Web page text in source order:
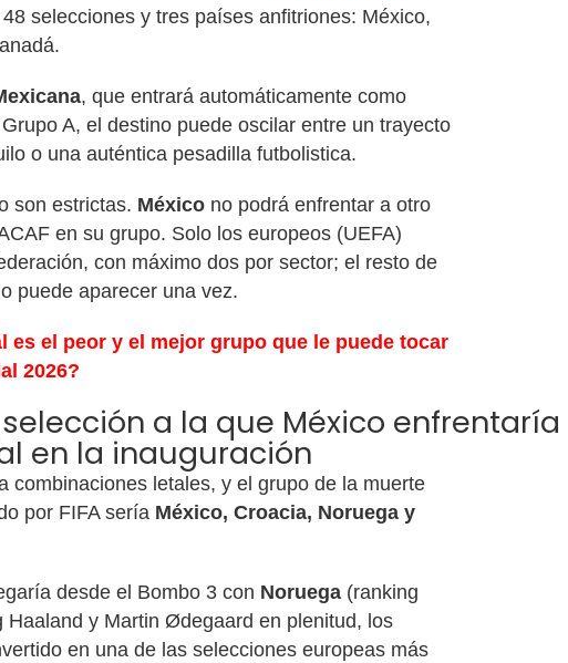
selecciones y tres países anfitriones: México,
, que entrará automáticamente como
A, el destino puede oscilar entre un trayecto
o una auténtica pesadilla futbolistica.
son estrictas. México no podrá enfrentar a otro
en su grupo. Solo los europeos (UEFA)
con máximo dos por sector; el resto de
puede aparecer una vez.
es el peor y el mejor grupo que le puede tocar
2026?
a la que México enfrentaría
en la inauguración
combinaciones letales, y el grupo de la muerte
por FIFA sería México, Croacia, Noruega y
desde el Bombo 3 con Noruega (ranking
Haaland y Martin Ødegaard en plenitud, los
en una de las selecciones europeas más